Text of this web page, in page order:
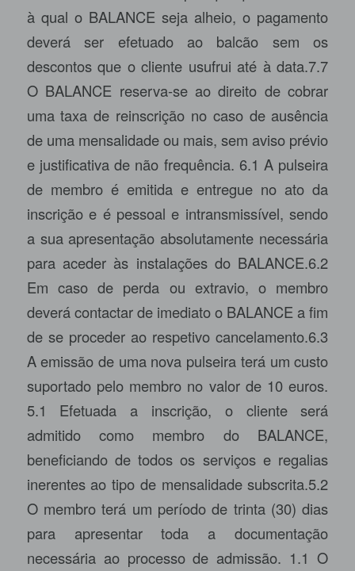
à qual o BALANCE seja alheio, o pagamento
deverá ser efetuado ao balcão sem os
descontos que o cliente usufrui até à data.7.7
O BALANCE reserva-se ao direito de cobrar
uma taxa de reinscrição no caso de ausência
de uma mensalidade ou mais, sem aviso prévio
e justificativa de não frequência. 6.1 A pulseira
de membro é emitida e entregue no ato da
inscrição e é pessoal e intransmissível, sendo
a sua apresentação absolutamente necessária
para aceder às instalações do BALANCE.6.2
Em caso de perda ou extravio, o membro
deverá contactar de imediato o BALANCE a fim
de se proceder ao respetivo cancelamento.6.3
A emissão de uma nova pulseira terá um custo
suportado pelo membro no valor de 10 euros.
5.1 Efetuada a inscrição, o cliente será
admitido como membro do BALANCE,
beneficiando de todos os serviços e regalias
inerentes ao tipo de mensalidade subscrita.5.2
O membro terá um período de trinta (30) dias
para apresentar toda a documentação
necessária ao processo de admissão. 1.1 O